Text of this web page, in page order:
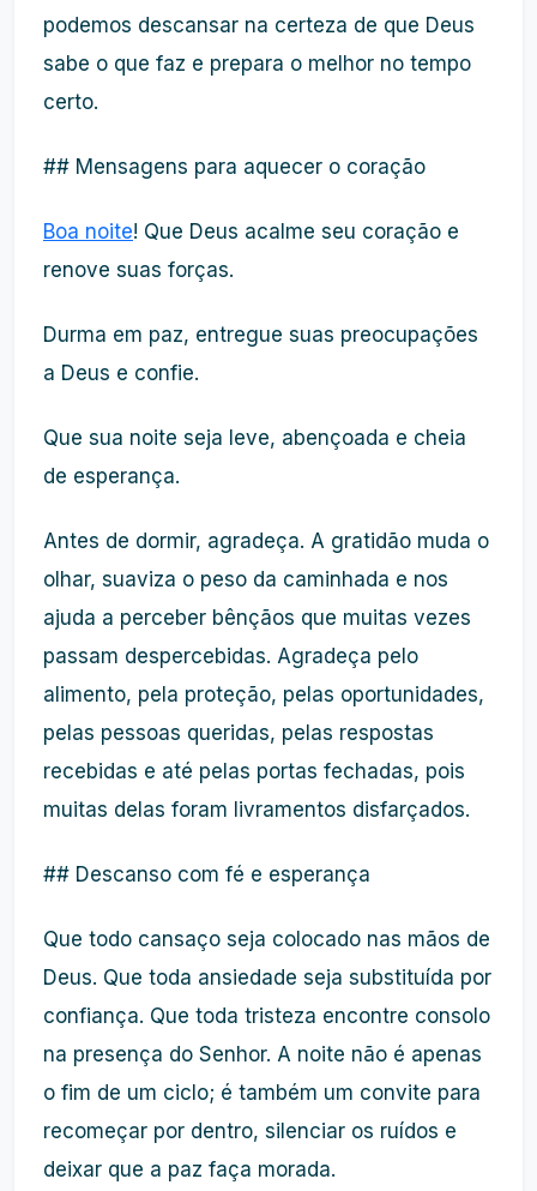
podemos descansar na certeza de que Deus
sabe o que faz e prepara o melhor no tempo
certo.
## Mensagens para aquecer o coração
Boa noite! Que Deus acalme seu coração e
renove suas forças.
Durma em paz, entregue suas preocupações
a Deus e confie.
Que sua noite seja leve, abençoada e cheia
de esperança.
Antes de dormir, agradeça. A gratidão muda o
olhar, suaviza o peso da caminhada e nos
ajuda a perceber bênçãos que muitas vezes
passam despercebidas. Agradeça pelo
alimento, pela proteção, pelas oportunidades,
pelas pessoas queridas, pelas respostas
recebidas e até pelas portas fechadas, pois
muitas delas foram livramentos disfarçados.
## Descanso com fé e esperança
Que todo cansaço seja colocado nas mãos de
Deus. Que toda ansiedade seja substituída por
confiança. Que toda tristeza encontre consolo
na presença do Senhor. A noite não é apenas
o fim de um ciclo; é também um convite para
recomeçar por dentro, silenciar os ruídos e
deixar que a paz faça morada.